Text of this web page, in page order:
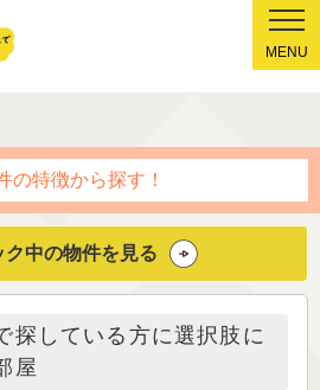
MENU
の特徴から探す！
ク中の物件を見る
探している方に選択肢に
屋